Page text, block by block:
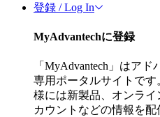
登録 / Log In
MyAdvantechに登録
「MyAdvantech」はア
専用ポータルサイトで
様には新製品、オンライ
カウントなどの情報を配